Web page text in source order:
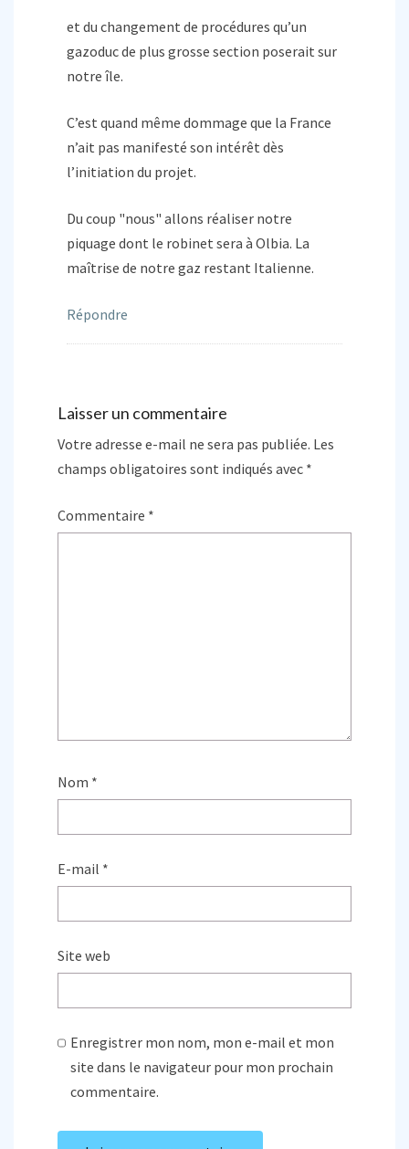
et du changement de procédures qu’un
gazoduc de plus grosse section poserait sur
notre île.
C’est quand même dommage que la France
n’ait pas manifesté son intérêt dès
l’initiation du projet.
Du coup "nous" allons réaliser notre
piquage dont le robinet sera à Olbia. La
maîtrise de notre gaz restant Italienne.
Répondre
Laisser un commentaire
Votre adresse e-mail ne sera pas publiée. Les
champs obligatoires sont indiqués avec *
Commentaire *
Nom *
E-mail *
Site web
Enregistrer mon nom, mon e-mail et mon
site dans le navigateur pour mon prochain
commentaire.